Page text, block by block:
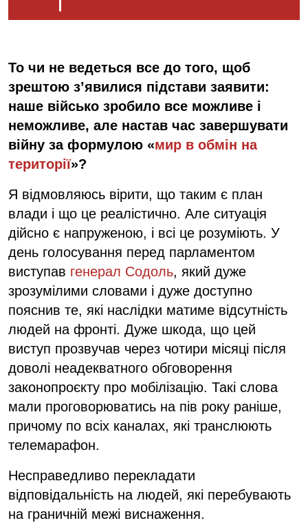
То чи не ведеться все до того, щоб
зрештою з’явилися підстави заявити:
наше військо зробило все можливе і
неможливе, але настав час завершувати
війну за формулою «мир в обмін на
території»?
Я відмовляюсь вірити, що таким є план
влади і що це реалістично. Але ситуація
дійсно є напруженою, і всі це розуміють. У
день голосування перед парламентом
виступав генерал Содоль, який дуже
зрозумілими словами і дуже доступно
пояснив те, які наслідки матиме відсутність
людей на фронті. Дуже шкода, що цей
виступ прозвучав через чотири місяці після
доволі неадекватного обговорення
законопроєкту про мобілізацію. Такі слова
мали проговорюватись на пів року раніше,
причому по всіх каналах, які транслюють
телемарафон.
Несправедливо перекладати
відповідальність на людей, які перебувають
на граничній межі виснаження.